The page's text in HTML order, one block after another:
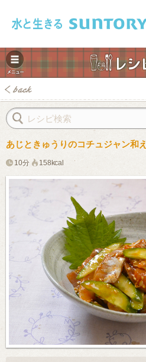
レシピ
あじときゅうりのコチュジャン和え
10分 158kcal